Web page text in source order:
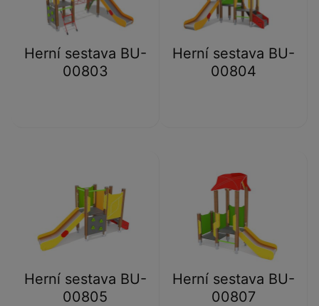
Herní sestava BU-
00803
Herní sestava BU-
00804
Herní sestava BU-
00805
Herní sestava BU-
00807